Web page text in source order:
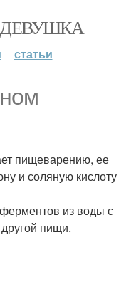
статьи
пищеварению, ее
и соляную кислоту
из воды с
пищи.